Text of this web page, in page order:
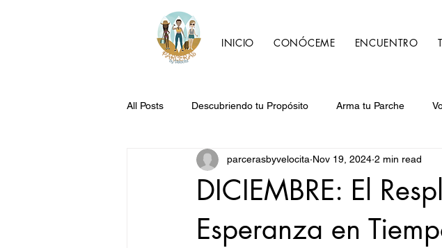
INICIO CONÓCEME ENCUENTRO
All Posts Descubriendo tu Propósito Arma tu Parche
Los Sabores de la Memoria 2026
DICIEMBRE: El
Esperanza en
parcerasbyvelocita Nov 19, 2024 2 min read